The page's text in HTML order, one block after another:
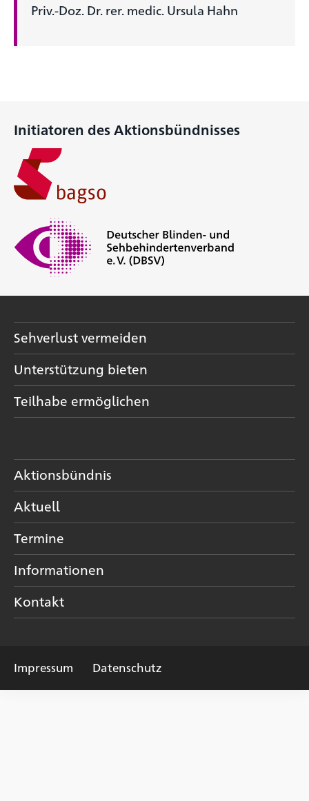
Priv.-Doz. Dr. rer. medic. Ursula Hahn
Initiatoren des Aktionsbündnisses
Sehverlust vermeiden
Unterstützung bieten
Teilhabe ermöglichen
Aktionsbündnis
Aktuell
Termine
Informationen
Kontakt
Impressum Datenschutz